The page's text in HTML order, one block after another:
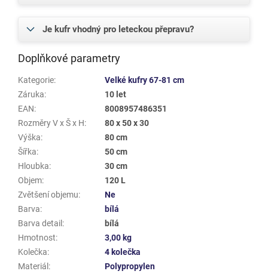
Je kufr vhodný pro leteckou přepravu?
Doplňkové parametry
Kategorie:
Velké kufry 67-81 cm
Záruka:
10 let
EAN:
8008957486351
Rozměry V x Š x H:
80 x 50 x 30
Výška:
80 cm
Šířka:
50 cm
Hloubka:
30 cm
Objem:
120 L
Zvětšení objemu:
Ne
Barva:
bílá
Barva detail :
bílá
Hmotnost:
3,00 kg
Kolečka:
4 kolečka
Materiál :
Polypropylen